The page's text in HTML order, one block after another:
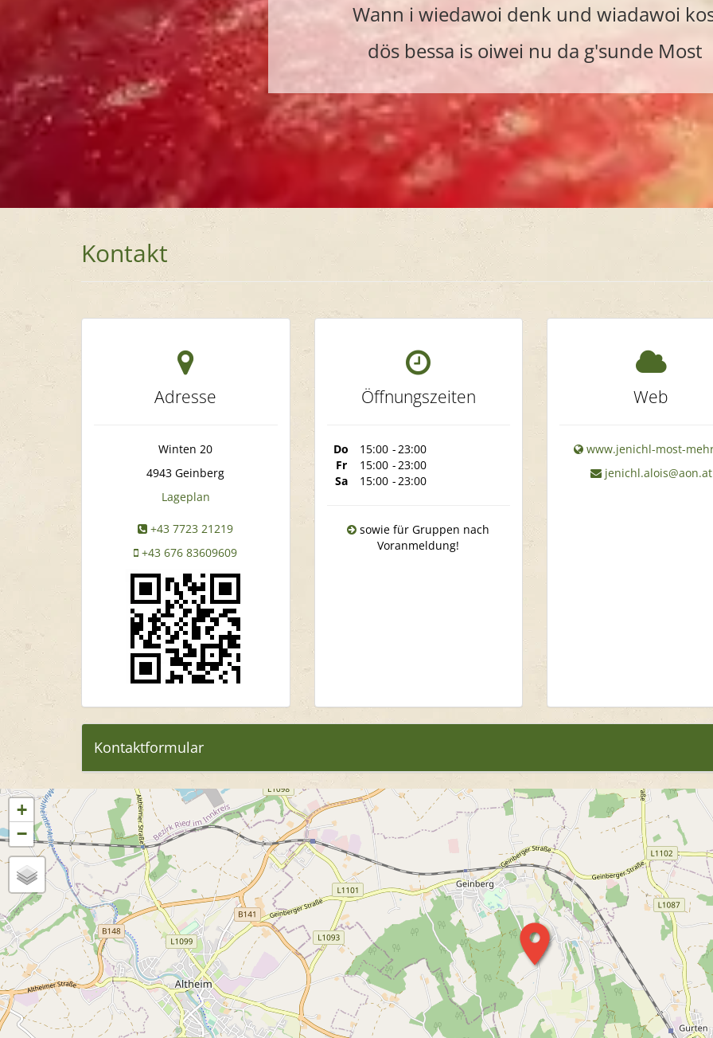
Wann i wiedawoi denk und wiadawoi
dös bessa is oiwei nu da g'sunde Most
Kontakt
Adresse
Winten 20
4943Geinberg
Lageplan
+43 7723 21219
+43 676 83609609
Öffnungszeiten
Do 15:00 -23:00
Fr
15:00 -23:00
Sa
15:00 -23:00
sowie für Gruppen nach
Voranmeldung!
Web
www.jenichl-most-
jenichl.alois@aon.at
Kontaktformular
+
−